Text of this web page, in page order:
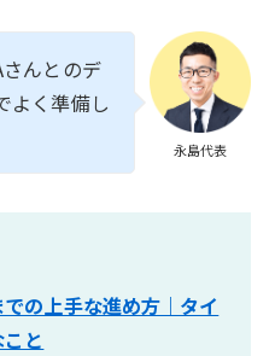
永島代表
んとのデ
よく準備し
の上手な進め方｜タイ
と